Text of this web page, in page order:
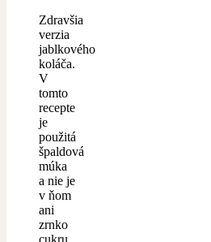
Zdravšia
verzia
jablkového
koláča.
V
tomto
recepte
je
použitá
špaldová
múka
a nie je
v ňom
ani
zrnko
cukru.